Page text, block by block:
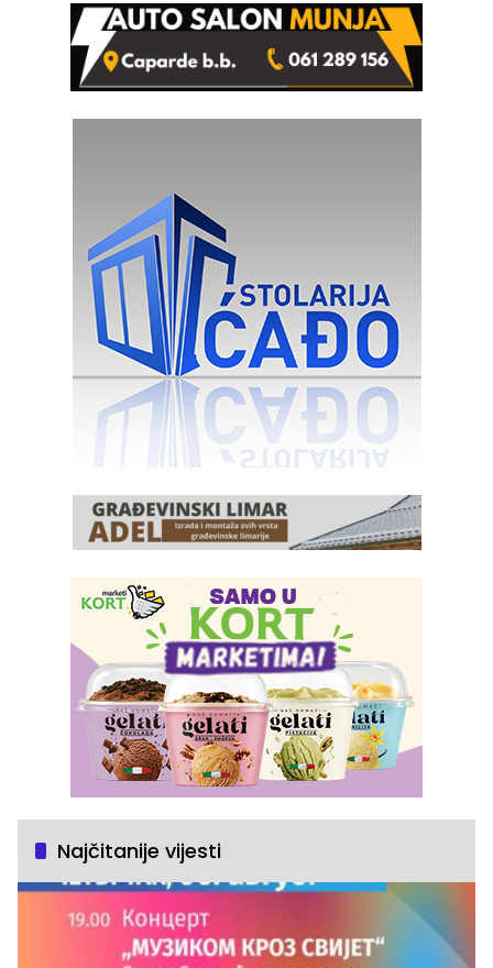
Najčitanije vijesti